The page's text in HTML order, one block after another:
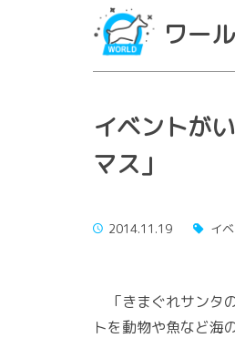
ワー
イベントが
マス」
2014.11.19 イ
「きまぐれサンタ
トを動物や魚など海